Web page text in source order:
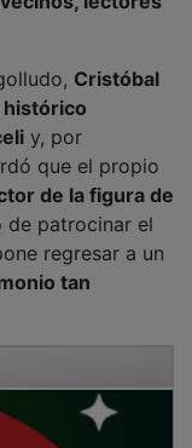
histórico
y, por
que el propio
de la figura de
de patrocinar el
regresar a un
tan